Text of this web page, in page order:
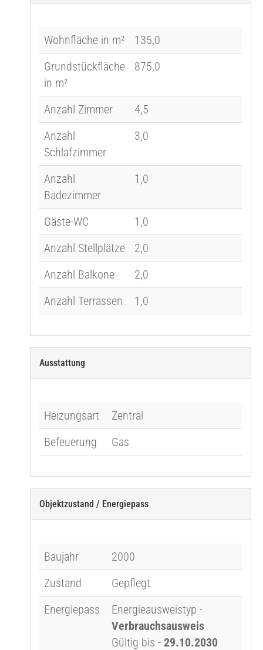
Wohnfläche in m²
135,0
Grundstückfläche
in m²
875,0
Anzahl Zimmer
4,5
Anzahl
Schlafzimmer
3,0
Anzahl
Badezimmer
1,0
Gäste-WC
1,0
Anzahl Stellplätze
2,0
Anzahl Balkone
2,0
Anzahl Terrassen
1,0
Ausstattung
Heizungsart
Zentral
Befeuerung
Gas
Objektzustand / Energiepass
Baujahr
2000
Zustand
Gepflegt
Energiepass
Energieausweistyp -
Verbrauchsausweis
Gültig bis - 29.10.2030